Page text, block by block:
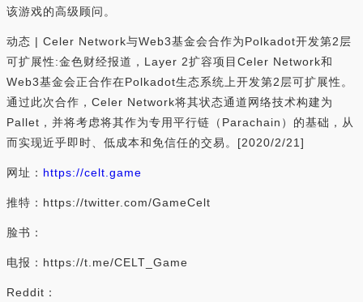
该游戏的高级顾问。
动态 | Celer Network与Web3基金会合作为Polkadot开发第2层
可扩展性:金色财经报道，Layer 2扩容项目Celer Network和
Web3基金会正合作在Polkadot生态系统上开发第2层可扩展性。
通过此次合作，Celer Network将其状态通道网络技术构建为
Pallet，并将考虑将其作为专用平行链（Parachain）的基础，从
而实现近乎即时、低成本和免信任的交易。[2020/2/21]
网址： https://celt.game
推特：https://twitter.com/GameCelt
脸书：
电报：https://t.me/CELT_Game
Reddit：